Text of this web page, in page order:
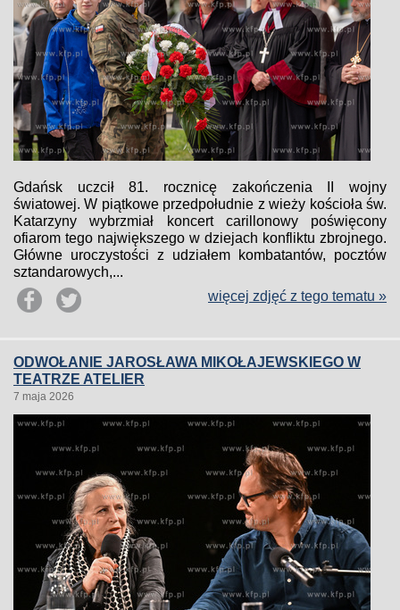
Gdańsk uczcił 81. rocznicę zakończenia II wojny
światowej. W piątkowe przedpołudnie z wieży kościoła św.
Katarzyny wybrzmiał koncert carillonowy poświęcony
ofiarom tego największego w dziejach konfliktu zbrojnego.
Główne uroczystości z udziałem kombatantów, pocztów
sztandarowych,...
więcej zdjęć z tego tematu »
ODWOŁANIE JAROSŁAWA MIKOŁAJEWSKIEGO W
TEATRZE ATELIER
7 maja 2026